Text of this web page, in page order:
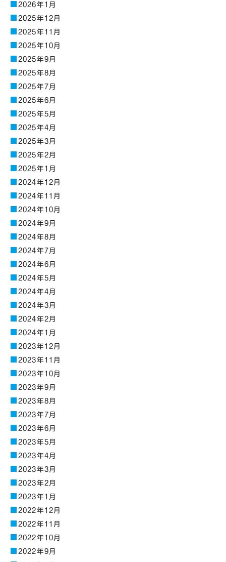
2026年1月
2025年12月
2025年11月
2025年10月
2025年9月
2025年8月
2025年7月
2025年6月
2025年5月
2025年4月
2025年3月
2025年2月
2025年1月
2024年12月
2024年11月
2024年10月
2024年9月
2024年8月
2024年7月
2024年6月
2024年5月
2024年4月
2024年3月
2024年2月
2024年1月
2023年12月
2023年11月
2023年10月
2023年9月
2023年8月
2023年7月
2023年6月
2023年5月
2023年4月
2023年3月
2023年2月
2023年1月
2022年12月
2022年11月
2022年10月
2022年9月